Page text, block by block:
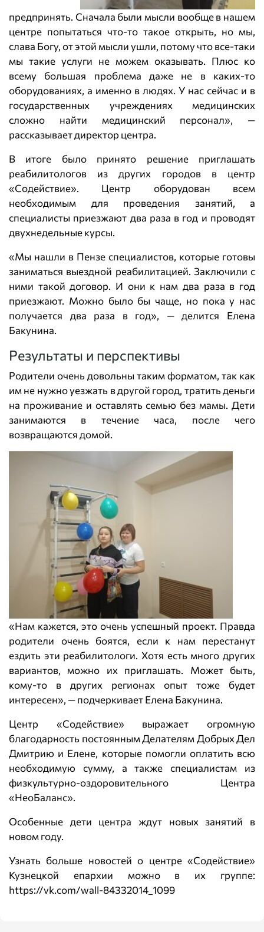
предпринять. Сначала были мысли вообще в нашем
центре попытаться что-то такое открыть, но мы,
слава Богу, от этой мысли ушли, потому что все-таки
мы такие услуги не можем оказывать. Плюс ко
всему большая проблема даже не в каких-то
оборудованиях, а именно в людях. У нас сейчас и в
государственных учреждениях медицинских
сложно найти медицинский персонал», —
рассказывает директор центра.
В итоге было принято решение приглашать
реабилитологов из других городов в центр
«Содействие». Центр оборудован всем
необходимым для проведения занятий, а
специалисты приезжают два раза в год и проводят
двухнедельные курсы.
«Мы нашли в Пензе специалистов, которые готовы
заниматься выездной реабилитацией. Заключили с
ними такой договор. И они к нам два раза в год
приезжают. Можно было бы чаще, но пока у нас
получается два раза в год», — делится Елена
Бакунина.
Результаты и перспективы
Родители очень довольны таким форматом, так как
им не нужно уезжать в другой город, тратить деньги
на проживание и оставлять семью без мамы. Дети
занимаются в течение часа, после чего
возвращаются домой.
«Нам кажется, это очень успешный проект. Правда
родители очень боятся, если к нам перестанут
ездить эти реабилитологи. Хотя есть много других
вариантов, можно их приглашать. Может быть,
кому-то в других регионах опыт тоже будет
интересен», — подчеркивает Елена Бакунина.
Центр «Содействие» выражает огромную
благодарность постоянным Делателям Добрых Дел
Дмитрию и Елене, которые помогли оплатить всю
необходимую сумму, а также специалистам из
физкультурно-оздоровительного Центра
«НеоБаланс».
Особенные дети центра ждут новых занятий в
новом году.
Узнать больше новостей о центре «Содействие»
Кузнецкой епархии можно в их группе:
https://vk.com/wall-84332014_1099